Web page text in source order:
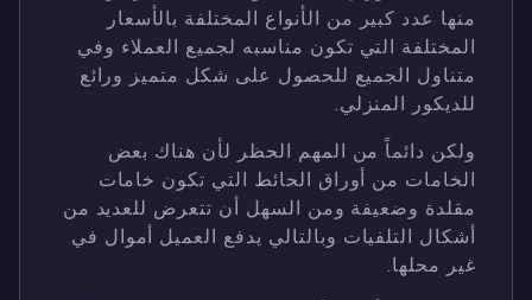
منها عدد كبير من الأنواع المختلفة بالأسعار
المختلفة التي تكون مناسبه لجميع العملاء وفي
متناول الجميع للحصول على شكل متميز ورائع
للديكور المنزلي.
ولكن دائماً من المهم الحظر لأن هناك بعض
الخامات من أوراق الحائط التي تكون خامات
مقلدة وضعيفة ومن السهل أن تتعرض للعديد من
أشكال التلفيات وبالتالي يدفع العميل أموال في
غير محلها.